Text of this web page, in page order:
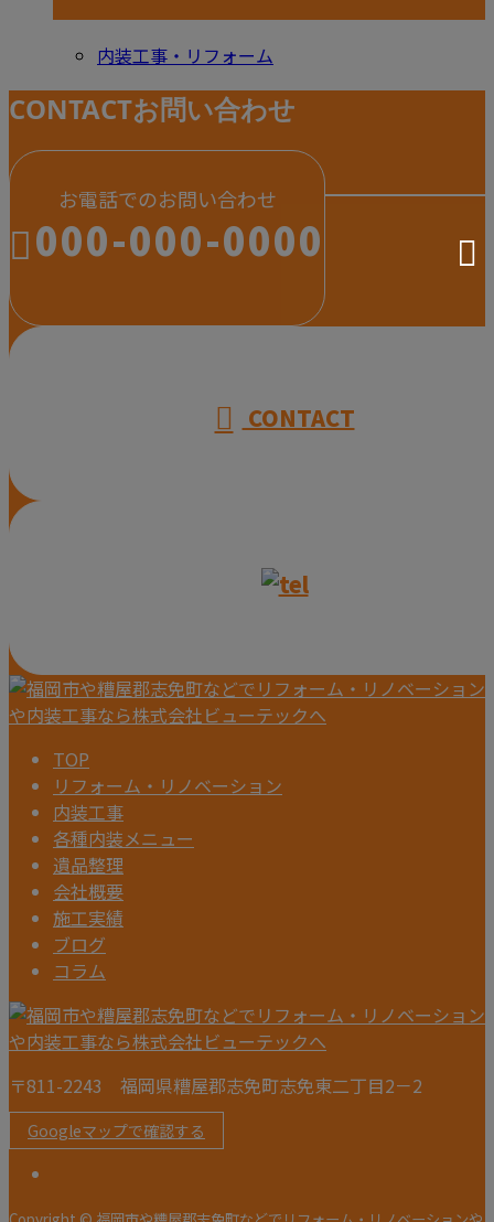
内装工事・リフォーム
CONTACTお問い合わせ
お電話でのお問い合わせ
000-000-0000
CONTACT
TOP
リフォーム・リノベーション
内装工事
各種内装メニュー
遺品整理
会社概要
施工実績
ブログ
コラム
〒811-2243 福岡県糟屋郡志免町志免東二丁目2－2
Googleマップで確認する